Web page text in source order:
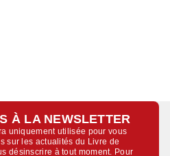
À LA NEWSLETTER
uniquement utilisée pour vous
sur les actualités du Livre de
désinscrire à tout moment. Pour